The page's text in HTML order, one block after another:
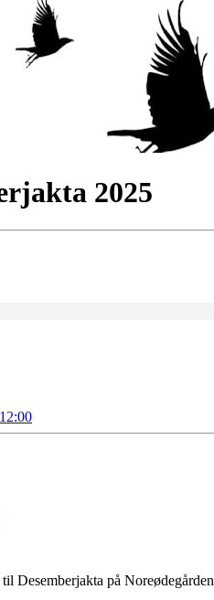
2025
Desemberjakta på Noreødegården